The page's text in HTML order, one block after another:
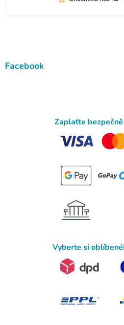
Facebook
Zaplaťte
Vyberte si